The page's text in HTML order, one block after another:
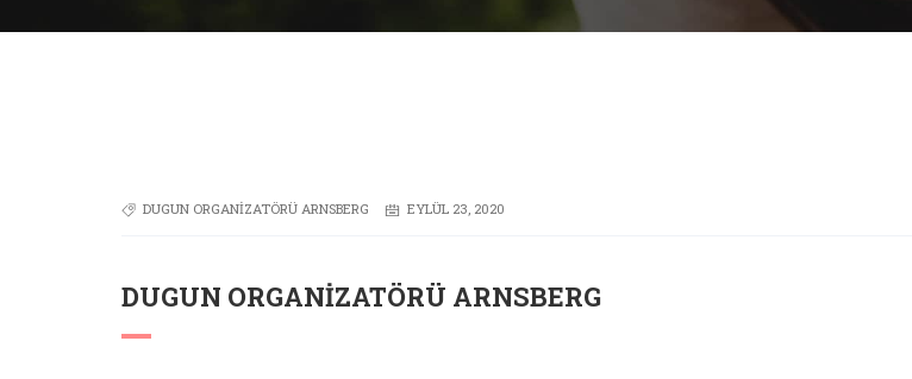
DUGUN ORGANIZATÖRÜ ARNSBERG EYLÜL 23, 2020
DUGUN ORGANIZATÖRÜ ARNSBERG